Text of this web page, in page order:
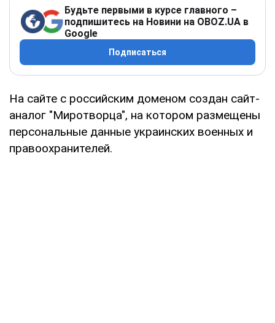
Будьте первыми в курсе главного –
подпишитесь на Новини на OBOZ.UA в
Google
Подписаться
На сайте с российским доменом создан сайт-
аналог "Миротворца", на котором размещены
персональные данные украинских военных и
правоохранителей.